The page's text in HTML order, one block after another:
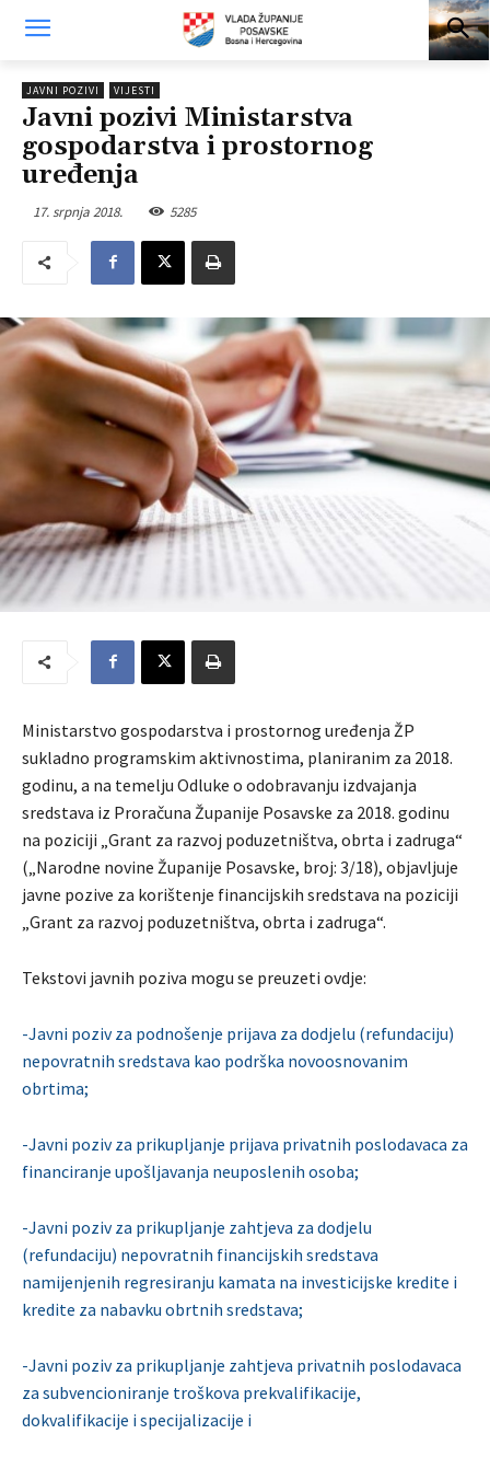
JAVNI POZIVI VIJESTI
Javni pozivi Ministarstva
gospodarstva i prostornog
uređenja
17. srpnja 2018. 5285
Ministarstvo gospodarstva i prostornog uređenja ŽP
sukladno programskim aktivnostima, planiranim za 2018.
godinu, a na temelju Odluke o odobravanju izdvajanja
sredstava iz Proračuna Županije Posavske za 2018. godinu
na poziciji „Grant za razvoj poduzetništva, obrta i zadruga“
(„Narodne novine Županije Posavske, broj: 3/18), objavljuje
javne pozive za korištenje financijskih sredstava na poziciji
„Grant za razvoj poduzetništva, obrta i zadruga“.
Tekstovi javnih poziva mogu se preuzeti ovdje:
-Javni poziv za podnošenje prijava za dodjelu (refundaciju)
nepovratnih sredstava kao podrška novoosnovanim
obrtima;
-Javni poziv za prikupljanje prijava privatnih poslodavaca za
financiranje upošljavanja neuposlenih osoba;
-Javni poziv za prikupljanje zahtjeva za dodjelu
(refundaciju) nepovratnih financijskih sredstava
namijenjenih regresiranju kamata na investicijske kredite i
kredite za nabavku obrtnih sredstava;
-Javni poziv za prikupljanje zahtjeva privatnih poslodavaca
za subvencioniranje troškova prekvalifikacije,
dokvalifikacije i specijalizacije i